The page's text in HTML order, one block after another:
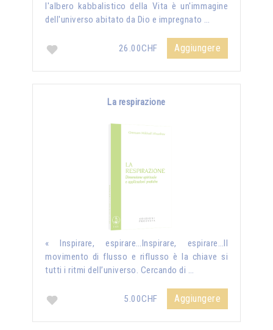
l'albero kabbalistico della Vita è un'immagine
dell'universo abitato da Dio e impregnato …
26.00CHF Aggiungere
La respirazione
« Inspirare, espirare…Inspirare, espirare…Il
movimento di flusso e riflusso è la chiave si
tutti i ritmi dell’universo. Cercando di …
5.00CHF Aggiungere